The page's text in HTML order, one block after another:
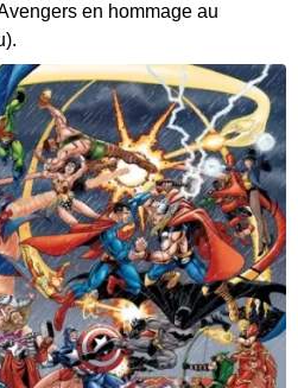
en hommage au